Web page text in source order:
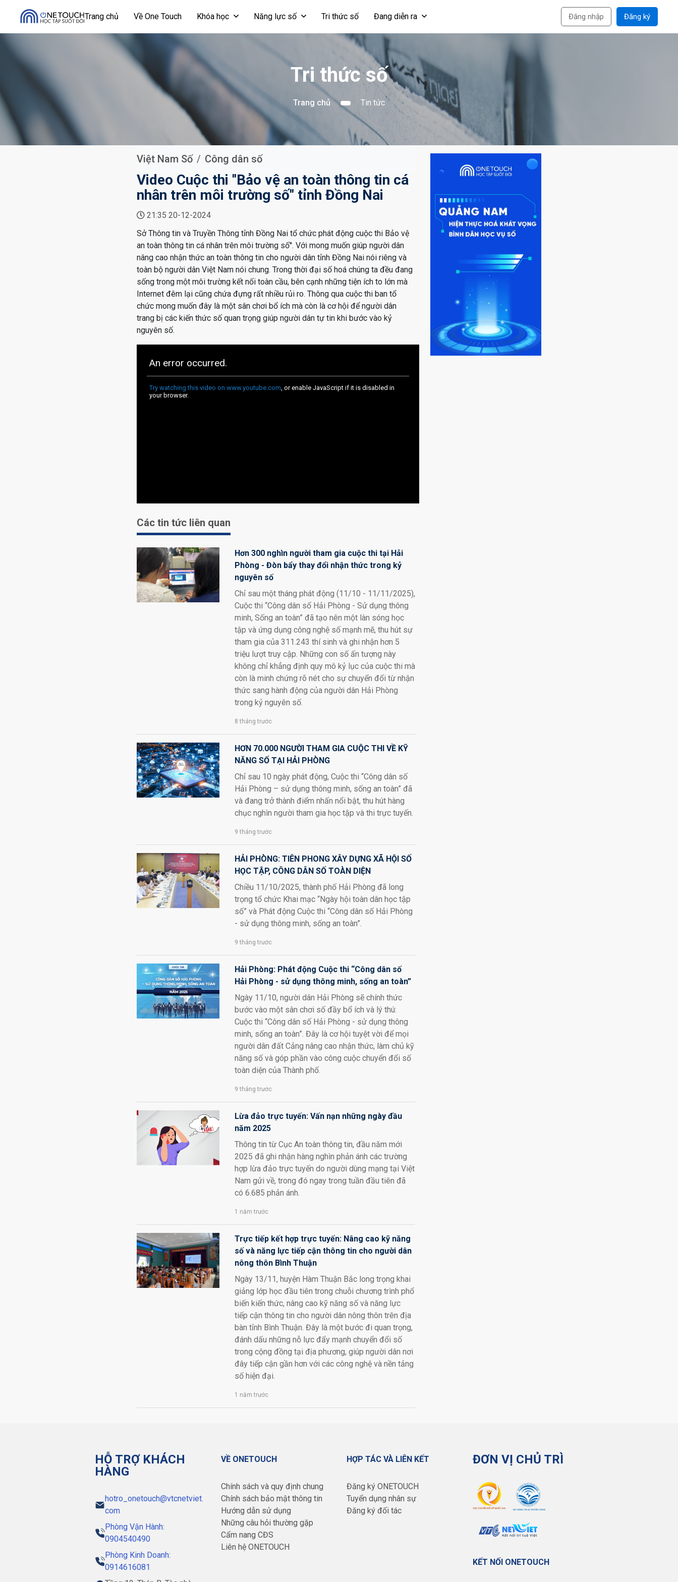
Trang chủ Về One Touch Khóa học Năng lực số Tri thức số Đang diễn ra Đăng nhập Đăng ký
Tri thức số
Trang chủ Tin tức
Việt Nam Số Công dân số
Video Cuộc thi ''Bảo vệ an toàn thông tin cá
nhân trên môi trường số'' tỉnh Đồng Nai
21:35 20-12-2024
Sở Thông tin và Truyền Thông tỉnh Đồng Nai tổ chức phát động cuộc thi Bảo vệ
an toàn thông tin cá nhân trên môi trường số''. Với mong muốn giúp người dân
nâng cao nhận thức an toàn thông tin cho người dân tỉnh Đồng Nai nói riêng và
toàn bộ người dân Việt Nam nói chung. Trong thời đại số hoá chúng ta đều đang
sống trong một môi trường kết nối toàn cầu, bên cạnh những tiện ích to lớn mà
Internet đêm lại cũng chứa đựng rất nhiều rủi ro. Thông qua cuộc thi ban tổ
chức mong muốn đây là một sân chơi bổ ích mà còn là cơ hội để người dân
trang bị các kiến thức số quan trọng giúp người dân tự tin khi bước vào kỷ
nguyên số.
Các tin tức liên quan
Hơn 300 nghìn người tham gia cuộc thi tại Hải
Phòng - Đòn bẩy thay đổi nhận thức trong kỷ
nguyên số
Chỉ sau một tháng phát động (11/10 - 11/11/2025),
Cuộc thi “Công dân số Hải Phòng - Sử dụng thông
minh, Sống an toàn” đã tạo nên một làn sóng học
tập và ứng dụng công nghệ số mạnh mẽ, thu hút sự
tham gia của 311.243 thí sinh và ghi nhận hơn 5
triệu lượt truy cập. Những con số ấn tượng này
không chỉ khẳng định quy mô kỷ lục của cuộc thi mà
còn là minh chứng rõ nét cho sự chuyển đổi từ nhận
thức sang hành động của người dân Hải Phòng
trong kỷ nguyên số.
8 tháng trước
HƠN 70.000 NGƯỜI THAM GIA CUỘC THI VỀ KỸ
NĂNG SỐ TẠI HẢI PHÒNG
Chỉ sau 10 ngày phát động, Cuộc thi “Công dân số
Hải Phòng – sử dụng thông minh, sống an toàn” đã
và đang trở thành điểm nhấn nổi bật, thu hút hàng
chục nghìn người tham gia học tập và thi trực tuyến.
9 tháng trước
HẢI PHÒNG: TIÊN PHONG XÂY DỰNG XÃ HỘI SỐ
HỌC TẬP, CÔNG DÂN SỐ TOÀN DIỆN
Chiều 11/10/2025, thành phố Hải Phòng đã long
trọng tổ chức Khai mạc “Ngày hội toàn dân học tập
số” và Phát động Cuộc thi “Công dân số Hải Phòng
- sử dụng thông minh, sống an toàn”.
9 tháng trước
Hải Phòng: Phát động Cuộc thi “Công dân số
Hải Phòng - sử dụng thông minh, sống an toàn”
Ngày 11/10, người dân Hải Phòng sẽ chính thức
bước vào một sân chơi số đầy bổ ích và lý thú:
Cuộc thi “Công dân số Hải Phòng - sử dụng thông
minh, sống an toàn”. Đây là cơ hội tuyệt vời để mọi
người dân đất Cảng nâng cao nhận thức, làm chủ kỹ
năng số và góp phần vào công cuộc chuyển đổi số
toàn diện của Thành phố.
9 tháng trước
Lừa đảo trực tuyến: Vấn nạn những ngày đầu
năm 2025
Thông tin từ Cục An toàn thông tin, đầu năm mới
2025 đã ghi nhận hàng nghìn phản ánh các trường
hợp lừa đảo trực tuyến do người dùng mạng tại Việt
Nam gửi về, trong đó ngay trong tuần đầu tiên đã
có 6.685 phản ánh.
1 năm trước
Trực tiếp kết hợp trực tuyến: Nâng cao kỹ năng
số và năng lực tiếp cận thông tin cho người dân
nông thôn Bình Thuận
Ngày 13/11, huyện Hàm Thuận Bắc long trọng khai
giảng lớp học đầu tiên trong chuỗi chương trình phổ
biến kiến thức, nâng cao kỹ năng số và năng lực
tiếp cận thông tin cho người dân nông thôn trên địa
bàn tỉnh Bình Thuận. Đây là một bước đi quan trọng,
đánh dấu những nỗ lực đẩy mạnh chuyển đổi số
trong cộng đồng tại địa phương, giúp người dân nơi
đây tiếp cận gần hơn với các công nghệ và nền tảng
số hiện đại.
1 năm trước
HỖ TRỢ KHÁCH
HÀNG
hotro_onetouch@vtcnetviet.
com
Phòng Vận Hành:
0904540490
Phòng Kinh Doanh:
0914616081
VỀ ONETOUCH
Chính sách và quy định chung
Chính sách bảo mật thông tin
Hướng dẫn sử dụng
Những câu hỏi thường gặp
Cẩm nang CĐS
Liên hệ ONETOUCH
HỢP TÁC VÀ LIÊN KẾT
Đăng ký ONETOUCH
Tuyển dụng nhân sự
Đăng ký đối tác
ĐƠN VỊ CHỦ TRÌ
KẾT NỐI ONETOUCH